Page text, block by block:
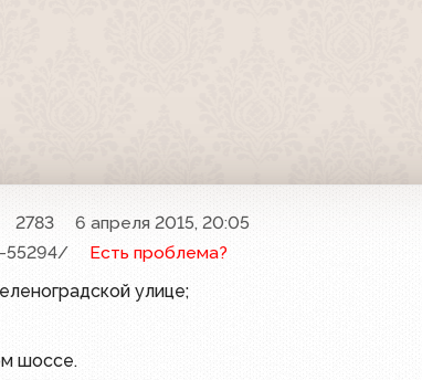
2783
6 апреля 2015, 20:05
55294/
Есть проблема?
улице;
шоссе.